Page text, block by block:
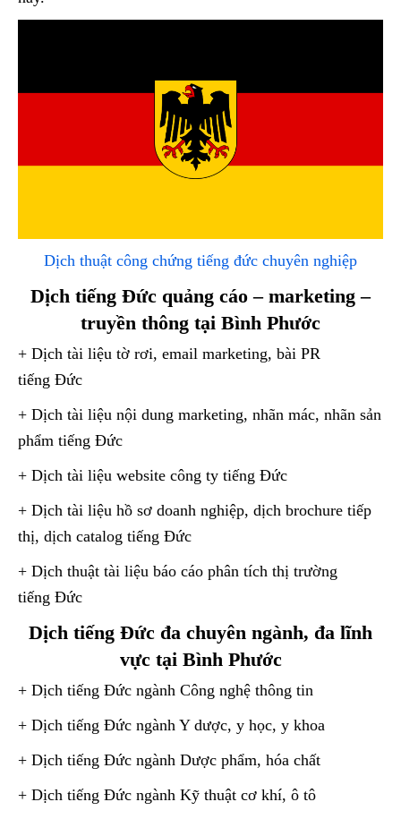
Dịch thuật công chứng tiếng đức chuyên nghiệp
Dịch tiếng Đức quảng cáo – marketing –
truyền thông tại Bình Phước
+ Dịch tài liệu tờ rơi, email marketing, bài PR
tiếng Đức
+ Dịch tài liệu nội dung marketing, nhãn mác, nhãn sản
phẩm tiếng Đức
+ Dịch tài liệu website công ty tiếng Đức
+ Dịch tài liệu hồ sơ doanh nghiệp, dịch brochure tiếp
thị, dịch catalog tiếng Đức
+ Dịch thuật tài liệu báo cáo phân tích thị trường
tiếng Đức
Dịch tiếng Đức đa chuyên ngành, đa lĩnh
vực tại Bình Phước
+ Dịch tiếng Đức ngành Công nghệ thông tin
+ Dịch tiếng Đức ngành Y dược, y học, y khoa
+ Dịch tiếng Đức ngành Dược phẩm, hóa chất
+ Dịch tiếng Đức ngành Kỹ thuật cơ khí, ô tô